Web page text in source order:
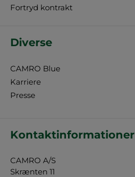
Fortryd kontrakt
Diverse
CAMRO Blue
Karriere
Presse
Kontaktinformationer
CAMRO A/S
Skrænten 11